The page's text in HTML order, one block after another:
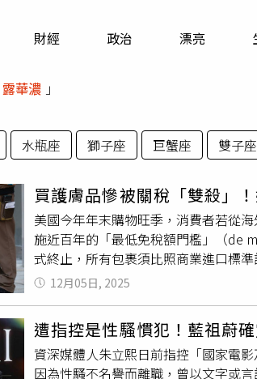
財經 政治 漂亮
露華濃 」
水瓶座 獅子座 巨蟹座 雙子座
買護膚品慘被關稅「雙殺」
美國今年年末購物旺季，消費者若從
施近百年的「最低免稅額門檻」（de
式終止，所有包裹須比照商業進口標
Compagno）在政策生效後，就親身
圖／達志／美聯社）根據《NBC新
幣20,400元）稅金才能領取。她當場
的鋁成分，被課徵高達200%的鋁材關
12月05日, 2025
遭指控是性騷慣犯！藍祖蔚
資深媒體人朱立熙日前指控「國家電
因為性騷不名譽而離職，曾以文字或